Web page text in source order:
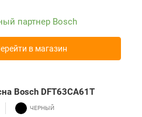
партнер Bosch
в магазин
Bosch DFT63CA61T